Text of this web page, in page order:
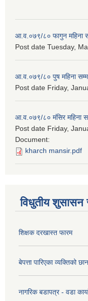
आ.व.०७९/८० फागुन महिना
Post date Tuesday,
आ.व.०७९/८० पुष महिना
Post date Friday,
आ.व.०७९/८० मंसिर महिना
Post date Friday,
Document:
kharch mansir.pdf
विधुतीय शुसासन
शिक्षक दरखास्त फारम
बेपत्ता पारिएका व्यक्तिको
नागरिक बडापत्र - वडा